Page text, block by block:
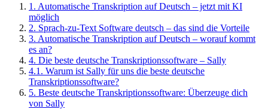
1 . Automatische Transkription auf Deutsch – jetzt mit KI
möglich
2. Sprach-zu-Text Software deutsch – das sind die Vorteile
3. Automatische Transkription auf Deutsch – worauf kommt
es an?
4. Die beste deutsche Transkriptionssoftware – Sally
4.1 . Warum ist Sally für uns die beste deutsche
Transkriptionssoftware?
5. Beste deutsche Transkriptionssoftware: Überzeuge dich
von Sally